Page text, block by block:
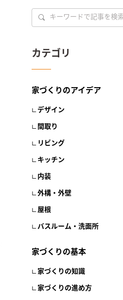
カテゴリ
家づくりのアイデア
デザイン
間取り
リビング
キッチン
内装
外構・外壁
屋根
バスルーム・洗面所
家づくりの基本
家づくりの知識
家づくりの進め方